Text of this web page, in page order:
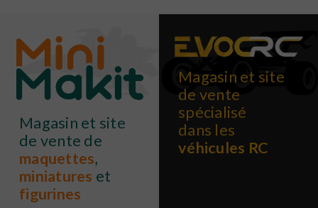
Magasin et site
de vente de
maquettes,
miniatures et
figurines
Magasin et site
de vente
spécialisé
dans les
véhicules RC